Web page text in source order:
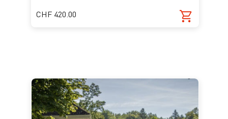
CHF 420.00